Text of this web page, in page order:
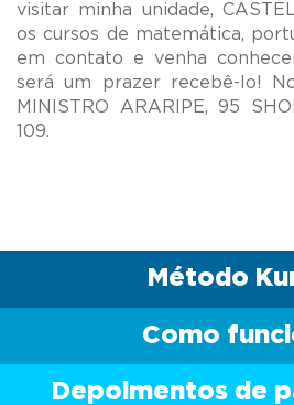
visitar minha unidade,
os cursos de matemática,
em contato e venha
será um prazer recebê-lo!
MINISTRO ARARIPE, 95
Método
Como
Depoimentos de